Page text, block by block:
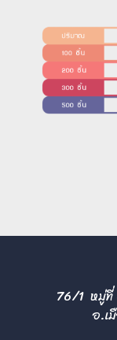
76/1 หมู่ที่
อ.เ